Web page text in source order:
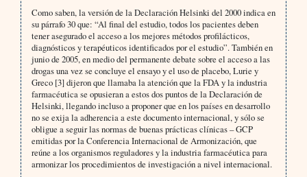
Como saben, la versión de la Declaración Helsinki del 2000 indica en
su párrafo 30 que: “Al final del estudio, todos los pacientes deben
tener asegurado el acceso a los mejores métodos profilácticos,
diagnósticos y terapéuticos identificados por el estudio”. También en
junio de 2005, en medio del permanente debate sobre el acceso a las
drogas una vez se concluye el ensayo y el uso de placebo, Lurie y
Greco [3] dijeron que llamaba la atención que la FDA y la industria
farmacéutica se opusieran a estos dos puntos de la Declaración de
Helsinki, llegando incluso a proponer que en los países en desarrollo
no se exija la adherencia a este documento internacional, y sólo se
obligue a seguir las normas de buenas prácticas clínicas – GCP
emitidas por la Conferencia Internacional de Armonización, que
reúne a los organismos reguladores y la industria farmacéutica para
armonizar los procedimientos de investigación a nivel internacional.